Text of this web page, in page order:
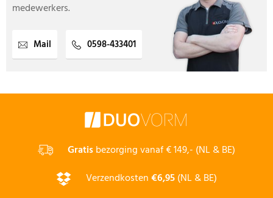
medewerkers.
Mail 0598-433401
Gratisbezorging vanaf € 149,- (NL & BE)
Verzendkosten€6,95(NL & BE)